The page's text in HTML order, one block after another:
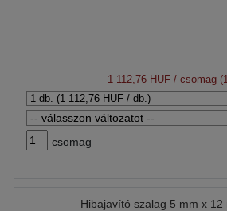
1 112,76 HUF / csomag
csomag
Hibajavító szalag 5 mm x 12